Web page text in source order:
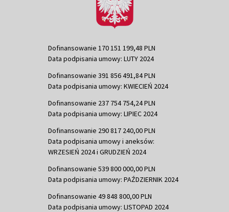
Dofinansowanie 170 151 199,48 PLN
Data podpisania umowy: LUTY 2024
Dofinansowanie 391 856 491,84 PLN
Data podpisania umowy: KWIECIEŃ 2024
Dofinansowanie 237 754 754,24 PLN
Data podpisania umowy: LIPIEC 2024
Dofinansowanie 290 817 240,00 PLN
Data podpisania umowy i aneksów:
WRZESIEŃ 2024 i GRUDZIEŃ 2024
Dofinansowanie 539 800 000,00 PLN
Data podpisania umowy: PAŹDZIERNIK 2024
Dofinansowanie 49 848 800,00 PLN
Data podpisania umowy: LISTOPAD 2024